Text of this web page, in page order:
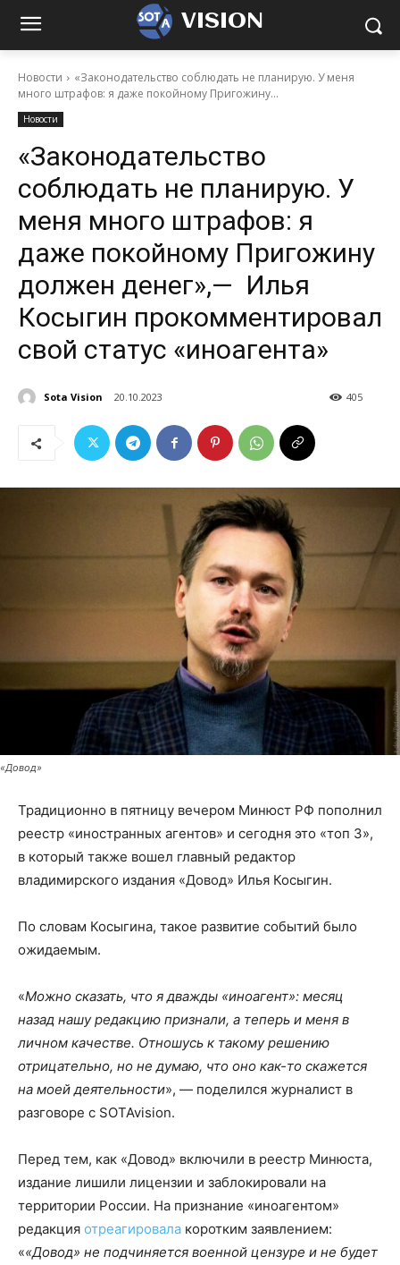
VISION
Новости
«Законодательство соблюдать не планирую. У меня
много штрафов: я даже покойному Пригожину...
Новости
«Законодательство
соблюдать не планирую. У
меня много штрафов: я
даже покойному Пригожину
должен денег»,— Илья
Косыгин прокомментировал
свой статус «иноагента»
Sota Vision 20.10.2023 405
«Довод»
Традиционно в пятницу вечером Минюст РФ пополнил
реестр «иностранных агентов» и сегодня это «топ 3»,
в который также вошел главный редактор
владимирского издания «Довод» Илья Косыгин.
По словам Косыгина, такое развитие событий было
ожидаемым.
«Можно сказать, что я дважды «иноагент»: месяц
назад нашу редакцию признали, а теперь и меня в
личном качестве. Отношусь к такому решению
отрицательно, но не думаю, что оно как-то скажется
на моей деятельности», — поделился журналист в
разговоре с SOTAvision.
Перед тем, как «Довод» включили в реестр Минюста,
издание лишили лицензии и заблокировали на
территории России. На признание «иноагентом»
редакция отреагировала коротким заявлением:
««Довод» не подчиняется военной цензуре и не будет